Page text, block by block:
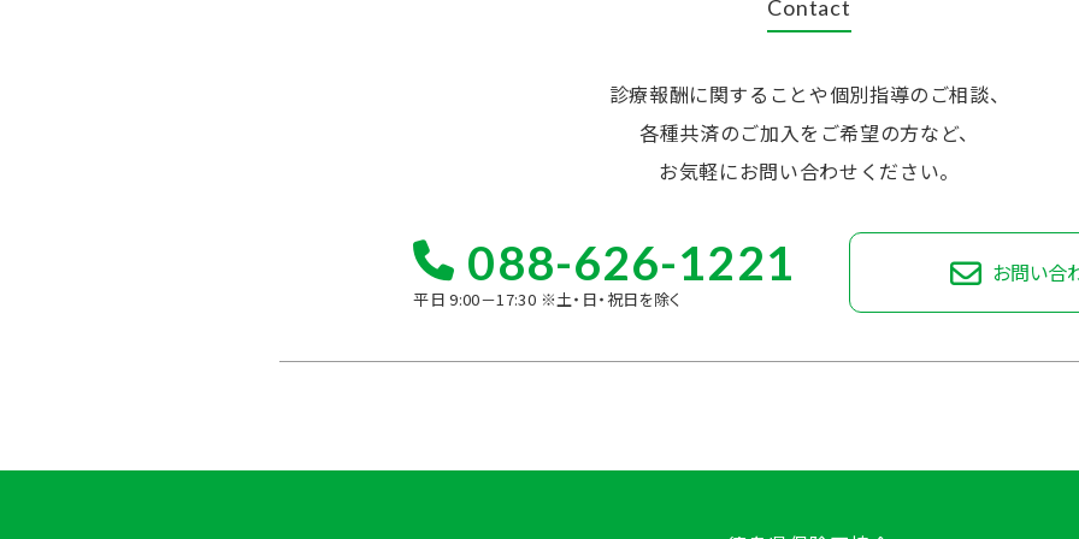
Contact
診療報酬に関することや個別指導のご相談、
各種共済のご加入をご希望の方など、
お気軽にお問い合わせください。
088-626-1221
平日 9:00－17:30 ※土・日・祝日を除く
お問い合